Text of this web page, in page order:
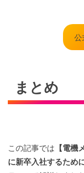
公
まとめ
この記事では 【電機
に新卒入社するため